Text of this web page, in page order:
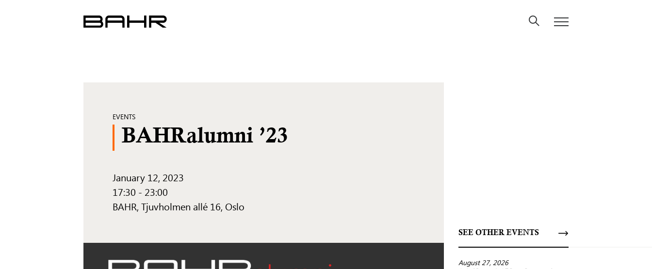
EVENTS
BAHRalumni ’23
January 12, 2023
17:30 - 23:00
BAHR, Tjuvholmen allé 16, Oslo
SEE OTHER EVENTS
August 27, 2026